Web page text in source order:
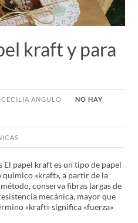
kraft y para
CECILIA ANGULO NO HAY
El papel kraft es un tipo de papel
«kraft», a partir de la
conserva fibras largas de
mecánica, mayor que
«kraft» significa «fuerza»